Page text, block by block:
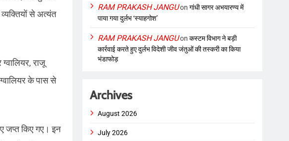
से अत्यंत
राजू
ग्वालियर के पास से
जप्त किए गए। इन
RAM PRAKASH JANGUonगांधी सागर अभयारण्य में
पाया गया दुर्लभ ‘स्याहगोश’
RAM PRAKASH JANGUonकस्टम विभाग ने बड़ी
कार्रवाई करते हुए दुर्लभ विदेशी जीव जंतुओं की तस्करी का किया
भंडाफोड़
Archives
August 2026
July 2026